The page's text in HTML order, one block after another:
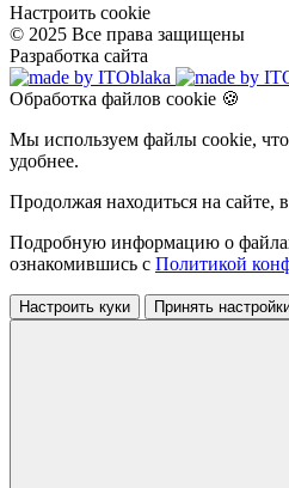
Настроить cookie
© 2025 Все права защищены
Разработка сайта
Обработка файлов cookie 🍪
Мы используем файлы cookie,
удобнее.
Продолжая находиться на сайте,
Подробную информацию о
ознакомившись с Политикой
Настроить куки Принять